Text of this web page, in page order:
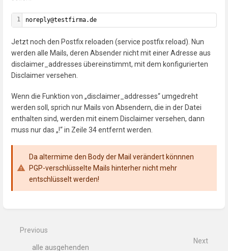
1 noreply@testfirma.de
Jetzt noch den Postfix reloaden (service postfix reload). Nun
werden alle Mails, deren Absender nicht mit einer Adresse aus
disclaimer_addresses übereinstimmt, mit dem konfigurierten
Disclaimer versehen.
Wenn die Funktion von „disclaimer_addresses“ umgedreht
werden soll, sprich nur Mails von Absendern, die in der Datei
enthalten sind, werden mit einem Disclaimer versehen, dann
muss nur das „!“ in Zeile 34 entfernt werden.
Da altermime den Body der Mail verändert könnnen
PGP-verschlüsselte Mails hinterher nicht mehr
entschlüsselt werden!
mode
Previous
alle ausgehenden
Next